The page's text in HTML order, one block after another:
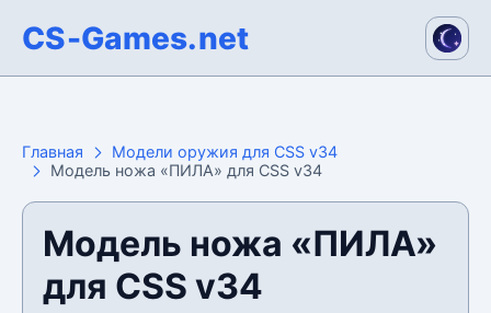
CS-Games.net
Главная
Модели оружия для CSS v34
Модель ножа «ПИЛА» для CSS v34
Модель ножа «ПИЛА»
для CSS v34